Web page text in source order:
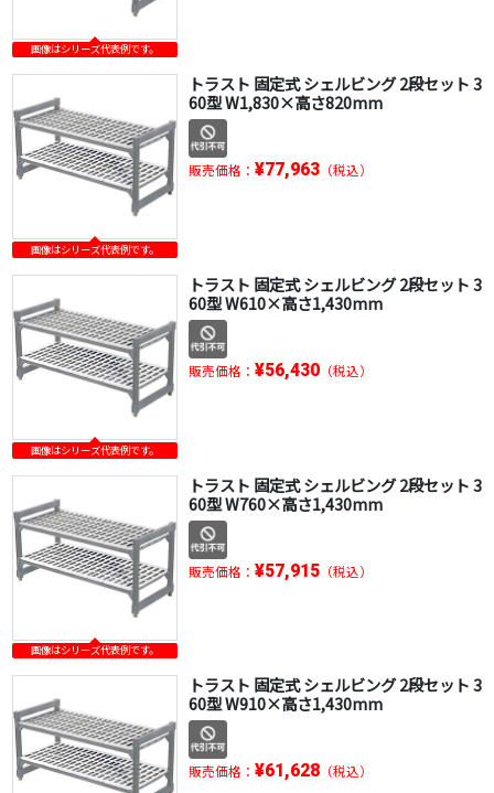
画像はシリーズ代表例です。
画像はシリーズ代表例です。
トラスト 固定式 シェルビング 2段セット 3
60型 W1,830×高さ820mm
販売価格： ¥77,963（税込）
画像はシリーズ代表例です。
トラスト 固定式 シェルビング 2段セット 3
60型 W610×高さ1,430mm
販売価格： ¥56,430（税込）
画像はシリーズ代表例です。
トラスト 固定式 シェルビング 2段セット 3
60型 W760×高さ1,430mm
販売価格： ¥57,915（税込）
トラスト 固定式 シェルビング 2段セット 3
60型 W910×高さ1,430mm
販売価格： ¥61,628（税込）